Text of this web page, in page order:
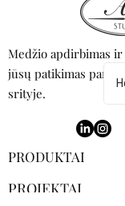
Medžio apdirbimas
jūsų patikimas
srityje.
PRODUKTAI
PROJEKTAI